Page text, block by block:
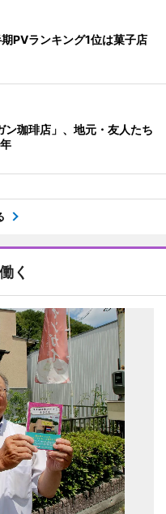
PVランキング1位は菓子店
ン珈琲店」、地元・友人たち
く